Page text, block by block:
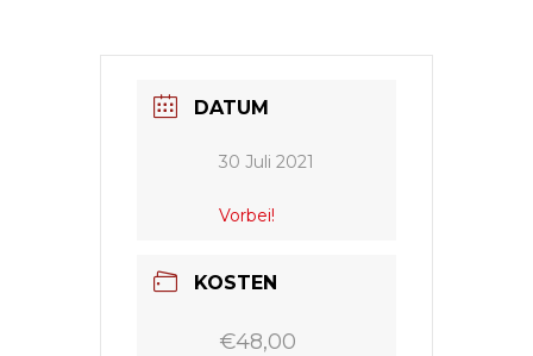
DATUM
30 Juli 2021
Vorbei!
KOSTEN
€48,00